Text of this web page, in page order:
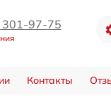
301-97-75
Контакты